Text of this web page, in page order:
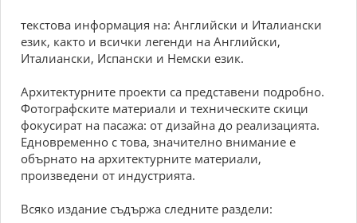
текстова информация на: Английски и Италиански
език, както и всички легенди на Английски,
Италиански, Испански и Немски език.
Архитектурните проекти са представени подробно.
Фотографските материали и техническите скици
фокусират на пасажа: от дизайна до реализацията.
Едновременно с това, значително внимание е
обърнато на архитектурните материали,
произведени от индустрията.
Всяко издание съдържа следните раздели: